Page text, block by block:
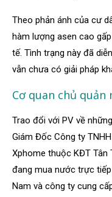
Theo phản ánh của cư
hàm lượng asen cao
tế. Tình trạng này đã
vẫn chưa có giải pháp
Cơ quan chủ quản
Trao đổi với PV về
Giám Đốc Công ty
Xphome thuộc KĐT Tân
đang mua nước trực
Nam và công ty cung